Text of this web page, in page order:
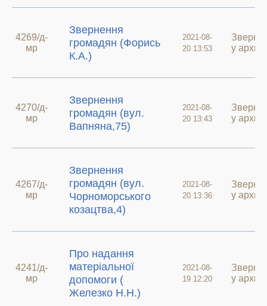
4269/д-
мр
Звернення
громадян (Форись
К.А.)
2021-08-
20 13:53
у архиві
4270/д-
мр
Звернення
громадян (вул.
Вапняна,75)
2021-08-
20 13:43
у архиві
4267/д-
мр
Звернення
громадян (вул.
Чорноморського
козацтва,4)
2021-08-
20 13:36
у архиві
4241/д-
мр
Про надання
матеріальної
допомоги (
Железко Н.Н.)
2021-08-
19 12:20
у архиві